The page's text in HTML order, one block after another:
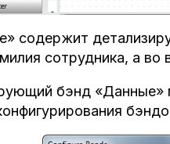
содержит
сотрудника, а
бэнд «Данные»